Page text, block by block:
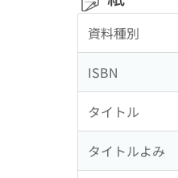
資料種別
ISBN
タイトル
タイトルよみ